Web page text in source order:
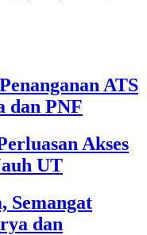
ATS
dan PNF
Akses
UT
Semangat
dan